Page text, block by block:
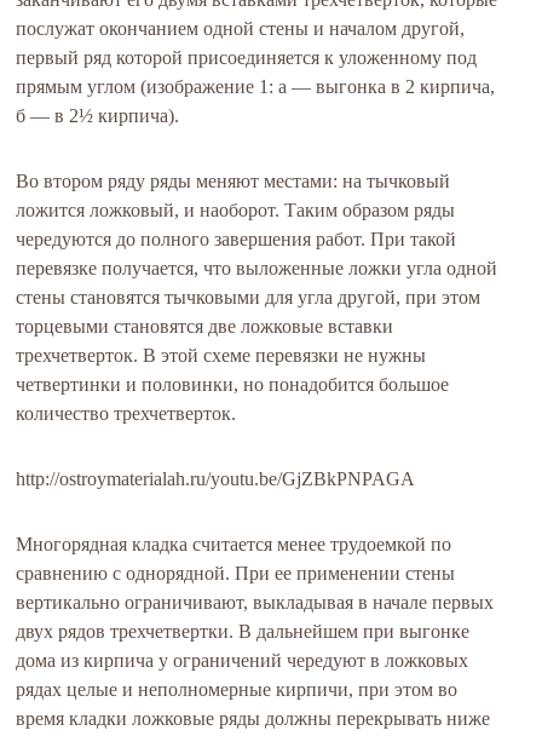
послужат окончанием одной стены и началом другой,
первый ряд которой присоединяется к уложенному под
прямым углом (изображение 1: а — выгонка в 2 кирпича,
б — в 2½ кирпича).
Во втором ряду ряды меняют местами: на тычковый
ложится ложковый, и наоборот. Таким образом ряды
чередуются до полного завершения работ. При такой
перевязке получается, что выложенные ложки угла одной
стены становятся тычковыми для угла другой, при этом
торцевыми становятся две ложковые вставки
трехчетверток. В этой схеме перевязки не нужны
четвертинки и половинки, но понадобится большое
количество трехчетверток.
http://ostroymaterialah.ru/youtu.be/GjZBkPNPAGA
Многорядная кладка считается менее трудоемкой по
сравнению с однорядной. При ее применении стены
вертикально ограничивают, выкладывая в начале первых
двух рядов трехчетвертки. В дальнейшем при выгонке
дома из кирпича у ограничений чередуют в ложковых
рядах целые и неполномерные кирпичи, при этом во
время кладки ложковые ряды должны перекрывать ниже